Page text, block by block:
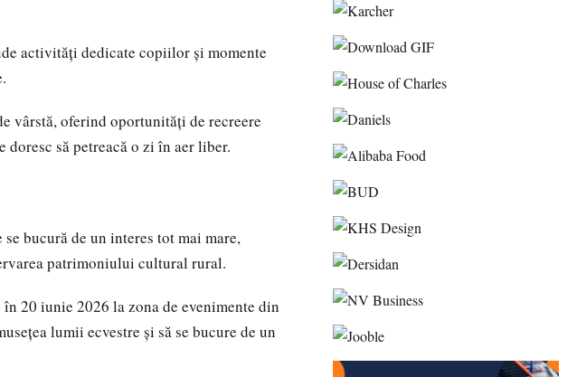
activități dedicate copiilor și momente
vârstă, oferind oportunități de recreere
să petreacă o zi în aer liber.
bucură de un interes tot mai mare,
patrimoniului cultural rural.
20 iunie 2026 la zona de evenimente din
lumii ecvestre și să se bucure de un